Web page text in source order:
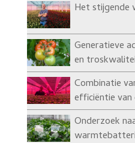
Het stijgende
Generatieve
en
Combinatie
efficiëntie
Onderzoek